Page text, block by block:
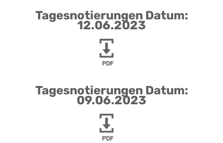
Tagesnotierungen Datum:
12.06.2023
PDF
Tagesnotierungen Datum:
09.06.2023
PDF